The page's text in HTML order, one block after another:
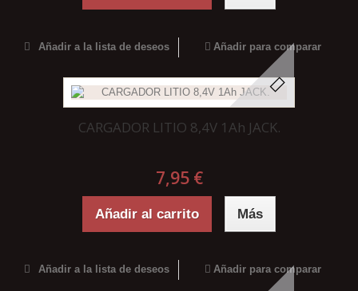
Añadir a la lista de deseos Añadir para comparar
CARGADOR LITIO 8,4V 1Ah JACK.
7,95 €
Añadir al carrito Más
Añadir a la lista de deseos Añadir para comparar